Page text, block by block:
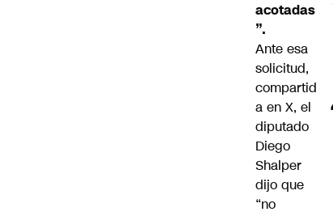
acotadas
”.
Ante esa
solicitud,
compartid
a en X, el
diputado
Diego
Shalper
dijo que
“no